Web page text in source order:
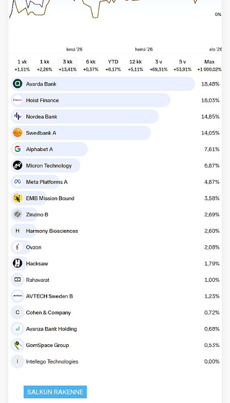
SALKUN RAKENNE